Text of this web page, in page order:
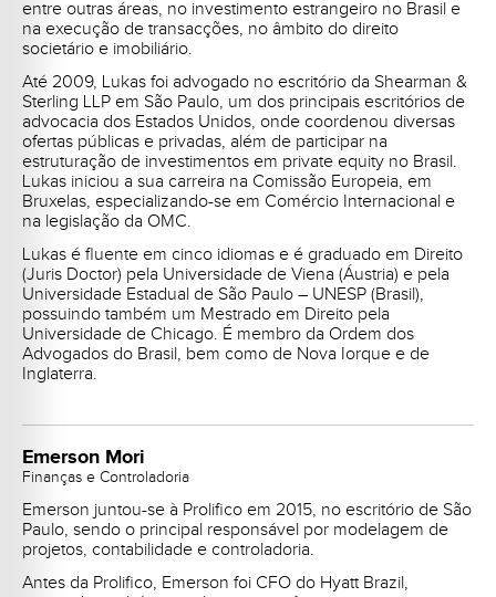
entre outras áreas, no investimento estrangeiro no Brasil e
na execução de transacções, no âmbito do direito
societário e imobiliário.
Até 2009, Lukas foi advogado no escritório da Shearman &
Sterling LLP em São Paulo, um dos principais escritórios de
advocacia dos Estados Unidos, onde coordenou diversas
ofertas públicas e privadas, além de participar na
estruturação de investimentos em private equity no Brasil.
Lukas iniciou a sua carreira na Comissão Europeia, em
Bruxelas, especializando-se em Comércio Internacional e
na legislação da OMC.
Lukas é fluente em cinco idiomas e é graduado em Direito
(Juris Doctor) pela Universidade de Viena (Áustria) e pela
Universidade Estadual de São Paulo – UNESP (Brasil),
possuindo também um Mestrado em Direito pela
Universidade de Chicago. É membro da Ordem dos
Advogados do Brasil, bem como de Nova Iorque e de
Inglaterra.
Emerson Mori
Finanças e Controladoria
Emerson juntou-se à Prolifico em 2015, no escritório de São
Paulo, sendo o principal responsável por modelagem de
projetos, contabilidade e controladoria.
Antes da Prolifico, Emerson foi CFO do Hyatt Brazil,